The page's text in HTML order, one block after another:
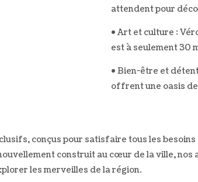
attendent pour
• Art et culture :
est à seulement 30
• Bien-être et
offrent une oasis
conçus pour satisfaire tous les
construit au cœur de la ville,
les merveilles de la région.